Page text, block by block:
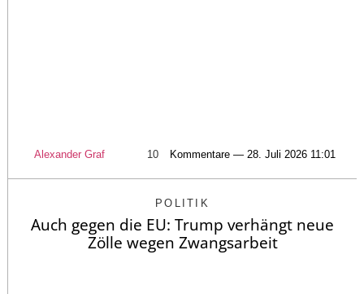
Alexander Graf 10 Kommentare — 28. Juli 2026 11:01
POLITIK
Auch gegen die EU: Trump verhängt neue
Zölle wegen Zwangsarbeit